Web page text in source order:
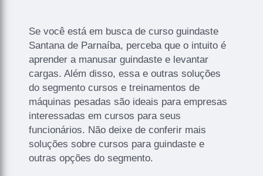
Se você está em busca de curso guindaste
Santana de Parnaíba, perceba que o intuito é
aprender a manusar guindaste e levantar
cargas. Além disso, essa e outras soluções
do segmento cursos e treinamentos de
máquinas pesadas são ideais para empresas
interessadas em cursos para seus
funcionários. Não deixe de conferir mais
soluções sobre cursos para guindaste e
outras opções do segmento.